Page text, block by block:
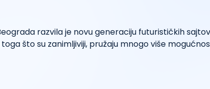
razvila je novu generaciju futurističkih
što su zanimljiviji, pružaju mnogo više